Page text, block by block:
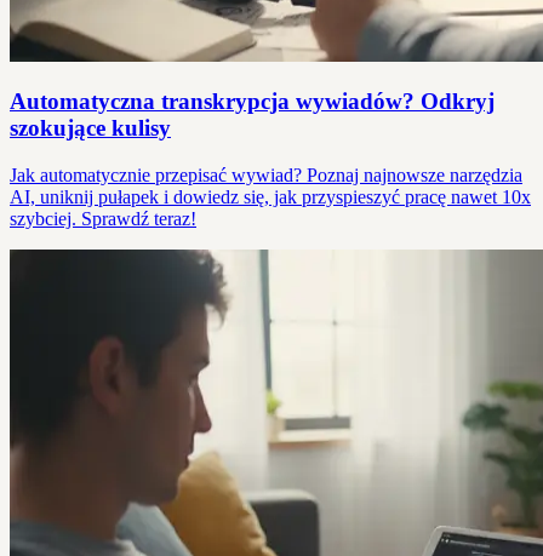
Automatyczna transkrypcja wywiadów? Odkryj
szokujące kulisy
Jak automatycznie przepisać wywiad? Poznaj najnowsze narzędzia
AI, uniknij pułapek i dowiedz się, jak przyspieszyć pracę nawet 10x
szybciej. Sprawdź teraz!